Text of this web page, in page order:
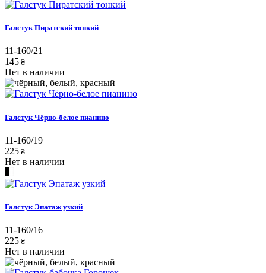
Галстук Пиратский тонкий
11-160/21
145 ₴
Нет в наличии
Галстук Чёрно-белое пианино
11-160/19
225 ₴
Нет в наличии
Галстук Эпатаж узкий
11-160/16
225 ₴
Нет в наличии